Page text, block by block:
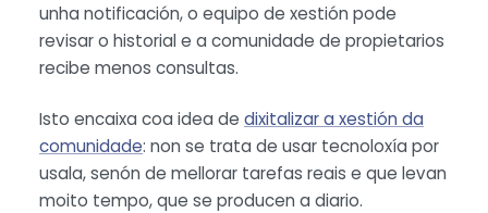
unha notificación, o equipo de xestión pode
revisar o historial e a comunidade de propietarios
recibe menos consultas.
Isto encaixa coa idea de dixitalizar a xestión da
comunidade: non se trata de usar tecnoloxía por
usala, senón de mellorar tarefas reais e que levan
moito tempo, que se producen a diario.